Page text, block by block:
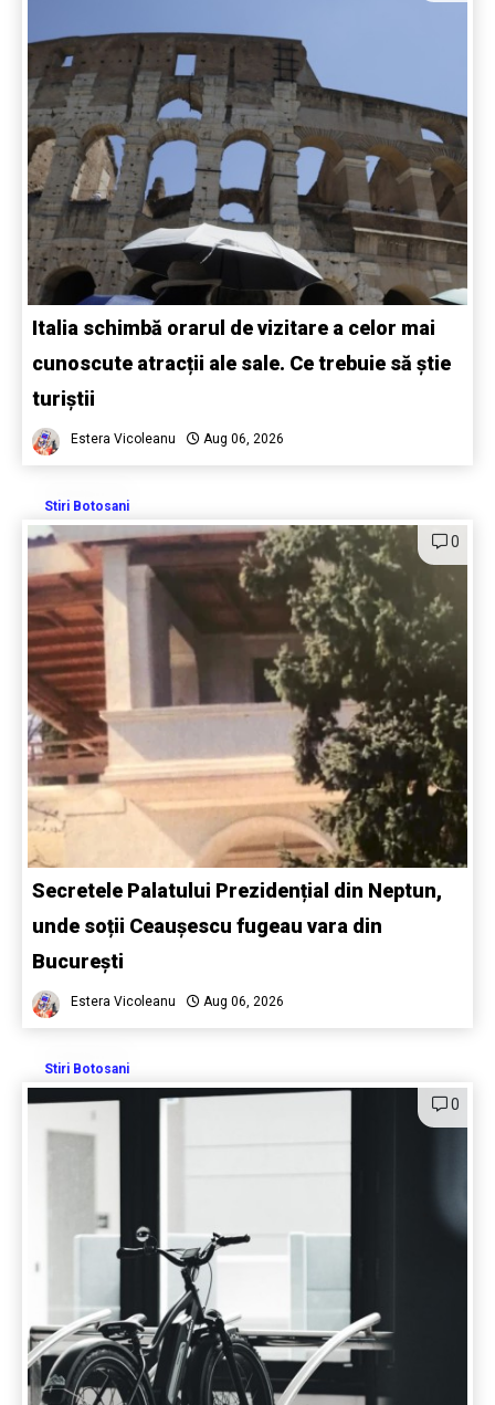
Italia schimbă orarul de vizitare a celor mai
cunoscute atracții ale sale. Ce trebuie să știe
turiștii
Estera Vicoleanu Aug 06, 2026
Stiri Botosani
0
Secretele Palatului Prezidențial din Neptun,
unde soții Ceaușescu fugeau vara din
București
Estera Vicoleanu Aug 06, 2026
Stiri Botosani
0